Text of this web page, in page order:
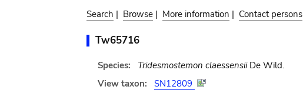
Search | Browse | More information | Contact persons
Tw65716
Species: Tridesmostemon claessensiiDe Wild.
View taxon:
SN12809